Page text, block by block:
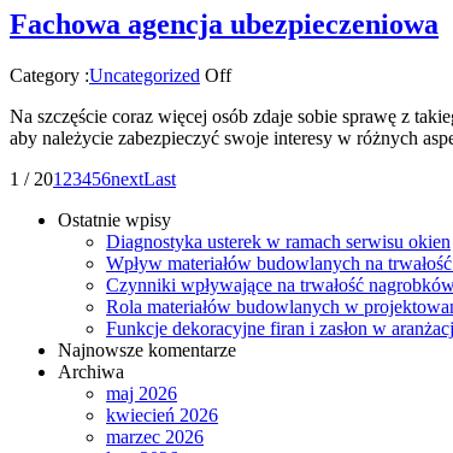
Fachowa agencja ubezpieczeniowa
Category :Uncategorized Off
Na szczęście coraz więcej osób zdaje sobie sprawę z
aby należycie zabezpieczyć swoje interesy w różnych
1 / 201 23456nextLast
Ostatnie wpisy
Diagnostyka usterek w ramach serwisu okien
Wpływ materiałów budowlanych na
Czynniki wpływające na trwałość
Rola materiałów budowlanych w
Funkcje dekoracyjne firan i zasłon w
Najnowsze komentarze
Archiwa
maj 2026
kwiecień 2026
marzec 2026